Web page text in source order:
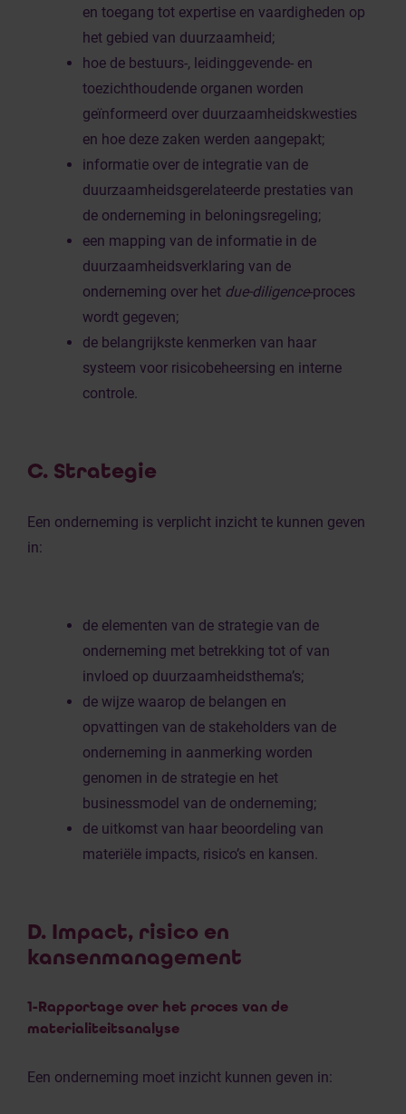
en toegang tot expertise en vaardigheden op
het gebied van duurzaamheid;
hoe de bestuurs-, leidinggevende- en
toezichthoudende organen worden
geïnformeerd over duurzaamheidskwesties
en hoe deze zaken werden aangepakt;
informatie over de integratie van de
duurzaamheidsgerelateerde prestaties van
de onderneming in beloningsregeling;
een mapping van de informatie in de
duurzaamheidsverklaring van de
onderneming over het due-diligence-proces
wordt gegeven;
de belangrijkste kenmerken van haar
systeem voor risicobeheersing en interne
controle.
C. Strategie
Een onderneming is verplicht inzicht te kunnen geven
in:
de elementen van de strategie van de
onderneming met betrekking tot of van
invloed op duurzaamheidsthema’s;
de wijze waarop de belangen en
opvattingen van de stakeholders van de
onderneming in aanmerking worden
genomen in de strategie en het
businessmodel van de onderneming;
de uitkomst van haar beoordeling van
materiële impacts, risico’s en kansen.
D. Impact, risico en
kansenmanagement
1-Rapportage over het proces van de
materialiteitsanalyse
Een onderneming moet inzicht kunnen geven in: